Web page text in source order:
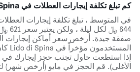
كم تبلغ تكلفة إيجارات العطلات في Lido di Spina؟
644 ﷼
صفقة جيدة. أرخص سعر أماكن إيجارات
إذا استطعت حاول تجنب حجز إيجارك في
الأغلى). قم الحجز في مايو (أرخص شهر)